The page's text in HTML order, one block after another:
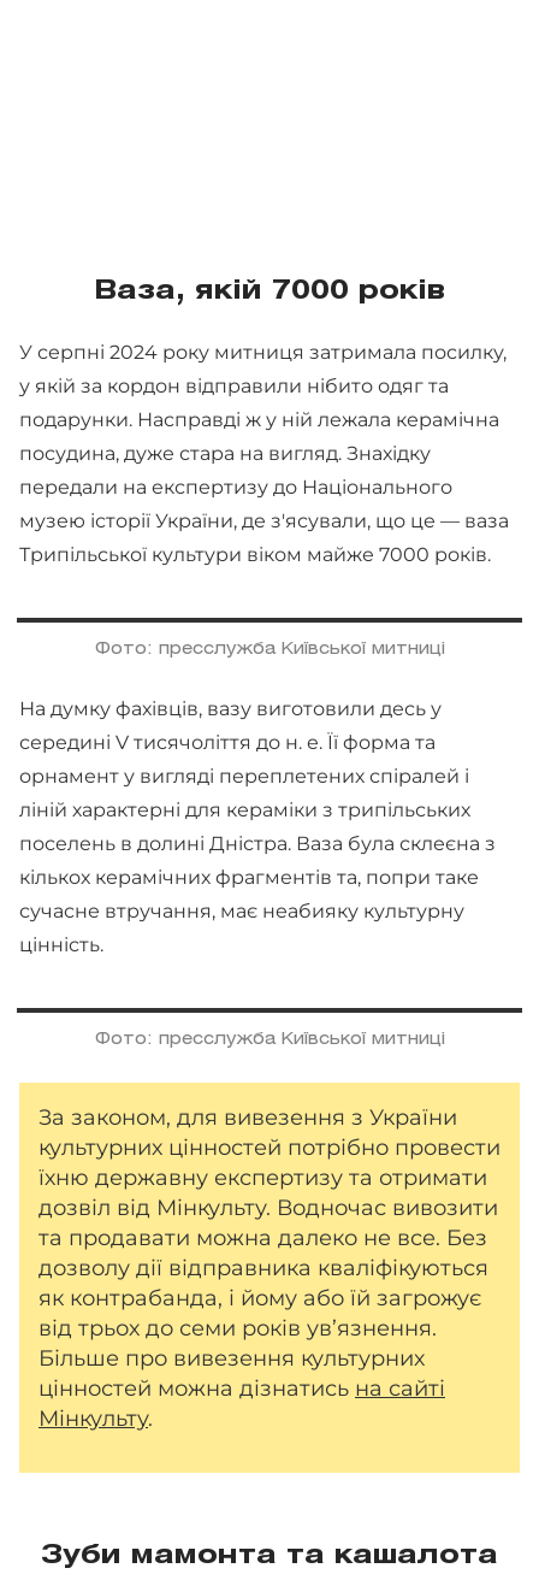
Ваза, якій 7000 років
У серпні 2024 року митниця затримала посилку,
у якій за кордон відправили нібито одяг та
подарунки. Насправді ж у ній лежала керамічна
посудина, дуже стара на вигляд. Знахідку
передали на експертизу до Національного
музею історії України, де з'ясували, що це — ваза
Трипільської культури віком майже 7000 років.
Фото: пресслужба Київської митниці
На думку фахівців, вазу виготовили десь у
середині V тисячоліття до н. е. Її форма та
орнамент у вигляді переплетених спіралей і
ліній характерні для кераміки з трипільських
поселень в долині Дністра. Ваза була склеєна з
кількох керамічних фрагментів та, попри таке
сучасне втручання, має неабияку культурну
цінність.
Фото: пресслужба Київської митниці
За законом, для вивезення з України
культурних цінностей потрібно провести
їхню державну експертизу та отримати
дозвіл від Мінкульту. Водночас вивозити
та продавати можна далеко не все. Без
дозволу дії відправника кваліфікуються
як контрабанда, і йому або їй загрожує
від трьох до семи років ув’язнення.
Більше про вивезення культурних
цінностей можна дізнатись на сайті
Мінкульту.
Зуби мамонта та кашалота